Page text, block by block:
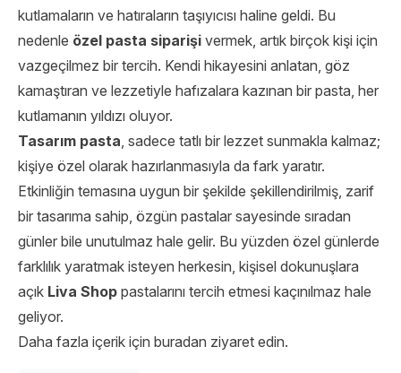
kutlamaların ve hatıraların taşıyıcısı haline geldi. Bu
nedenle özel pasta siparişi vermek, artık birçok kişi için
vazgeçilmez bir tercih. Kendi hikayesini anlatan, göz
kamaştıran ve lezzetiyle hafızalara kazınan bir pasta, her
kutlamanın yıldızı oluyor.
Tasarım pasta, sadece tatlı bir lezzet sunmakla kalmaz;
kişiye özel olarak hazırlanmasıyla da fark yaratır.
Etkinliğin temasına uygun bir şekilde şekillendirilmiş, zarif
bir tasarıma sahip, özgün pastalar sayesinde sıradan
günler bile unutulmaz hale gelir. Bu yüzden özel günlerde
farklılık yaratmak isteyen herkesin, kişisel dokunuşlara
açık Liva Shop pastalarını tercih etmesi kaçınılmaz hale
geliyor.
Daha fazla içerik için buradan ziyaret edin.